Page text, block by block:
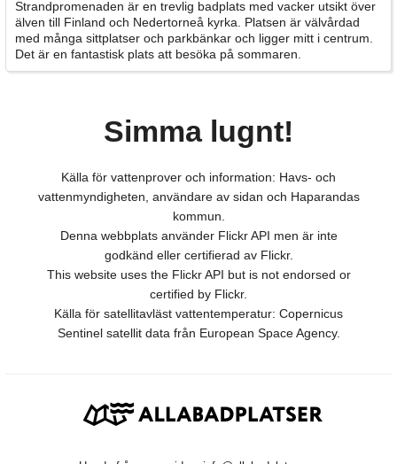
Strandpromenaden är en trevlig badplats med vacker utsikt över
älven till Finland och Nedertorneå kyrka. Platsen är välvårdad
med många sittplatser och parkbänkar och ligger mitt i centrum.
Det är en fantastisk plats att besöka på sommaren.
Simma lugnt!
Källa för vattenprover och information: Havs- och
vattenmyndigheten, användare av sidan och Haparandas
kommun.
Denna webbplats använder Flickr API men är inte
godkänd eller certifierad av Flickr.
This website uses the Flickr API but is not endorsed or
certified by Flickr.
Källa för satellitavläst vattentemperatur: Copernicus
Sentinel satellit data från European Space Agency.